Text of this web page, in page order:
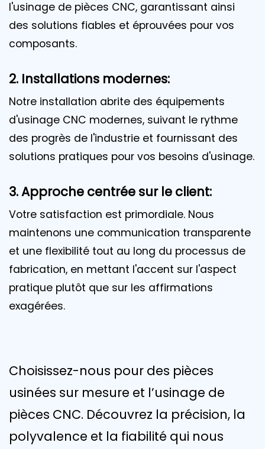
l'usinage de pièces CNC, garantissant ainsi
des solutions fiables et éprouvées pour vos
composants.
2. Installations modernes:
Notre installation abrite des équipements
d'usinage CNC modernes, suivant le rythme
des progrès de l'industrie et fournissant des
solutions pratiques pour vos besoins d'usinage.
3. Approche centrée sur le client:
Votre satisfaction est primordiale. Nous
maintenons une communication transparente
et une flexibilité tout au long du processus de
fabrication, en mettant l'accent sur l'aspect
pratique plutôt que sur les affirmations
exagérées.
Choisissez-nous pour des pièces
usinées sur mesure et l’usinage de
pièces CNC. Découvrez la précision, la
polyvalence et la fiabilité qui nous